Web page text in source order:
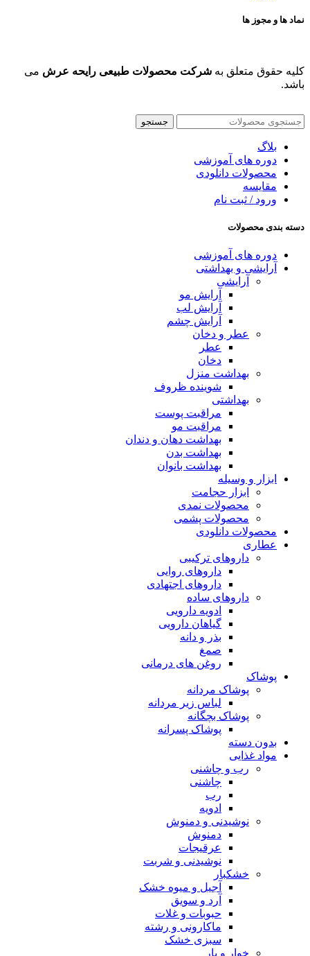
نماد ها و مجوز ها
کلیه حقوق متعلق به شرکت محصولات طبیعی رایحه عرش می
باشد.
جستجو
بلاگ
دوره های آموزشی
محصولات دانلودی
مقایسه
ورود / ثبت نام
دسته بندی محصولات
دوره های آموزشی
آرایشی و بهداشتی
آرایشی
آرایش مو
آرایش لب
آرایش چشم
عطر و دخان
عطر
دخان
بهداشت منزل
شوینده ظروف
بهداشتی
مراقبت پوست
مراقبت مو
بهداشت دهان و دندان
بهداشت بدن
بهداشت بانوان
ابزار و وسیله
ابزار حجامت
محصولات نمدی
محصولات پشمی
محصولات دانلودی
عطاری
داروهای ترکیبی
داروهای روایی
داروهای اجتهادی
داروهای ساده
ادویه دارویی
گیاهان دارویی
بذر و دانه
صمغ
روغن های درمانی
پوشاک
پوشاک مردانه
لباس زیر مردانه
پوشاک بچگانه
پوشاک پسرانه
بدون دسته
مواد غذایی
رب و چاشنی
چاشنی
رب
ادویه
نوشیدنی و دمنوش
دمنوش
عرقیجات
نوشیدنی و شربت
خشکبار
آجیل و میوه خشک
آرد و سویق
حبوبات و غلات
ماکارونی و رشته
سبزی خشک
خوار و بار